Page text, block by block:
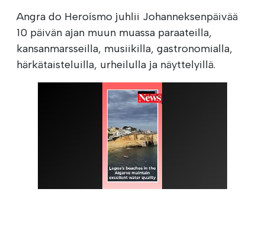
Angra do Heroísmo juhlii Johanneksenpäivää
10 päivän ajan muun muassa paraateilla,
kansanmarsseilla, musiikilla, gastronomialla,
härkätaisteluilla, urheilulla ja näyttelyillä.